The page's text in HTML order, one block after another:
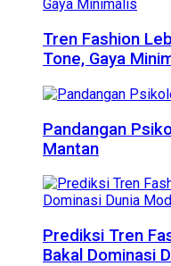
Tren Fashion
Tone, Gaya
Pandangan
Mantan
Prediksi Tren
Bakal Dominasi